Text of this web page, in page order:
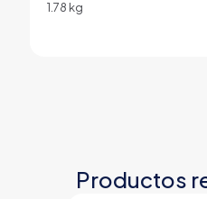
1.78 kg
Productos